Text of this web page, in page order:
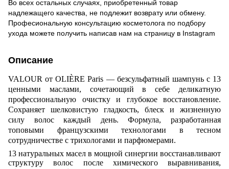
Во всех остальных случаях, приобретенный товар
надлежащего качества, не подлежит возврату или обмену.
Професиональную консультацию косметолога по подбору
ухода можете получить написав нам на страницу в Instagram
Описание
VALOUR от OLIÈRE Paris — безсульфатный шампунь с 13
ценными маслами, сочетающий в себе деликатную
профессиональную очистку и глубокое восстановление.
Сохраняет шелковистую гладкость, блеск и жизненную
силу волос каждый день. Формула, разработанная
топовыми французскими технологами в тесном
сотрудничестве с трихологами и парфюмерами.
13 натуральных масел в мощной синергии восстанавливают
структуру волос после химического выравнивания,